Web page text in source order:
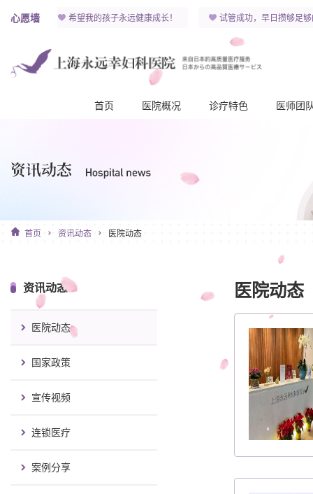
心愿墙
)y！ 希望我的孩子永远健康成长！ 试管成功，早日攒够足够
首页 医院概况 诊疗特色 医师团
首页 资讯动态 医院动态
资讯动态
医院动态
国家政策
宣传视频
连锁医疗
案例分享
医院动态